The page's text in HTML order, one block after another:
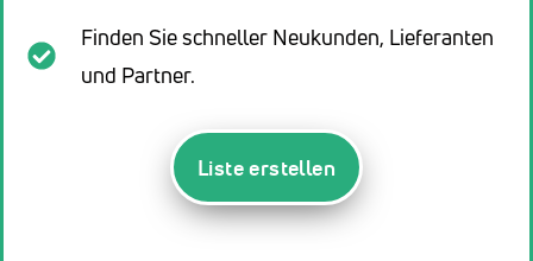
Finden Sie schneller Neukunden, Lieferanten
und Partner.
Liste erstellen